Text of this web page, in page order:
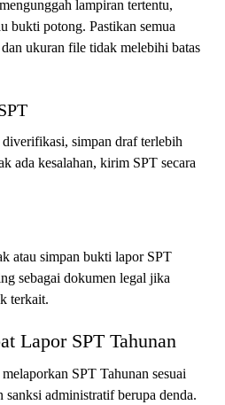
lampiran tertentu,
bukti potong. Pastikan semua
ukuran file tidak melebihi batas
diverifikasi, simpan draf terlebih
ada kesalahan, kirim SPT secara
atau simpan bukti lapor SPT
sebagai dokumen legal jika
terkait.
Lapor SPT Tahunan
SPT Tahunan sesuai
sanksi administratif berupa denda.